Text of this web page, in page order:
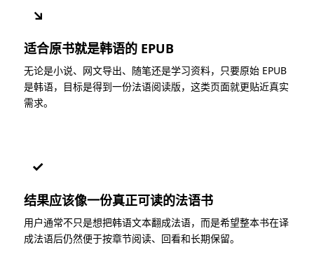
↘
适合原书就是韩语的 EPUB
无论是小说、网文导出、随笔还是学习资料，只要原始 EPUB
是韩语，目标是得到一份法语阅读版，这类页面就更贴近真实
需求。
✓
结果应该像一份真正可读的法语书
用户通常不只是想把韩语文本翻成法语，而是希望整本书在译
成法语后仍然便于按章节阅读、回看和长期保留。